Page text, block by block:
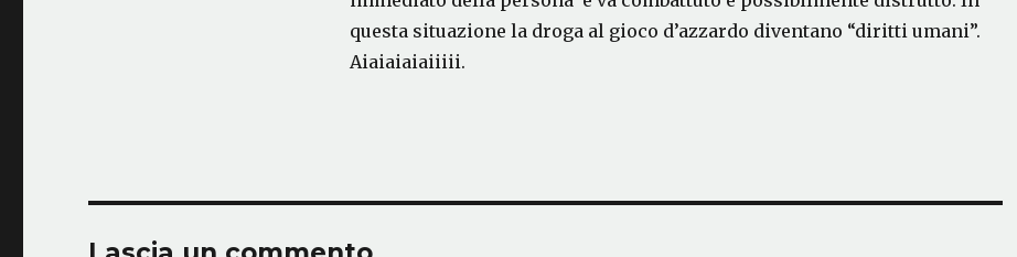
questa situazione la droga al gioco d’azzardo diventano “diritti umani”.
Aiaiaiaiaiiiii.